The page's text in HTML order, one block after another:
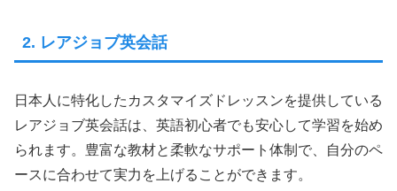
2. レアジョブ英会話
日本人に特化したカスタマイズドレッスンを提供している
レアジョブ英会話は、英語初心者でも安心して学習を始め
られます。豊富な教材と柔軟なサポート体制で、自分のペ
ースに合わせて実力を上げることができます。